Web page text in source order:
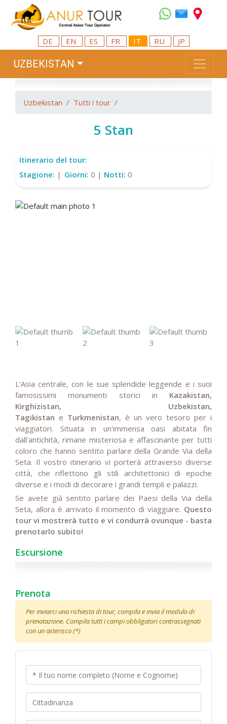
DE EN ES FR IT RU JP
UZBEKISTAN
Uzbekistan Tutti i tour
5 Stan
Itinerario del tour:
Stagione: | Giorni: 0 | Notti: 0
L'Asia centrale, con le sue splendide leggende e i suoi
famosissimi monumenti storici in Kazakistan,
Kirghizistan, Uzbekistan,
Tagikistan e Turkmenistan, è un vero tesoro per i
viaggiatori. Situata in un'immensa oasi abitata fin
dall'antichità, rimane misteriosa e affascinante per tutti
coloro che hanno sentito parlare della Grande Via della
Seta. Il vostro itinerario vi porterà attraverso diverse
città, che riflettono gli stili architettonici di epoche
diverse e i modi di decorare i grandi templi e palazzi.
Se avete già sentito parlare dei Paesi della Via della
Seta, allora è arrivato il momento di viaggiare. Questo
tour vi mostrerà tutto e vi condurrà ovunque - basta
prenotarlo subito!
Escursione
Prenota
Per inviarci una richiesta di tour, compila e invia il modulo di
prenotazione. Compila tutti i campi obbligatori contrassegnati
con un asterisco (*)